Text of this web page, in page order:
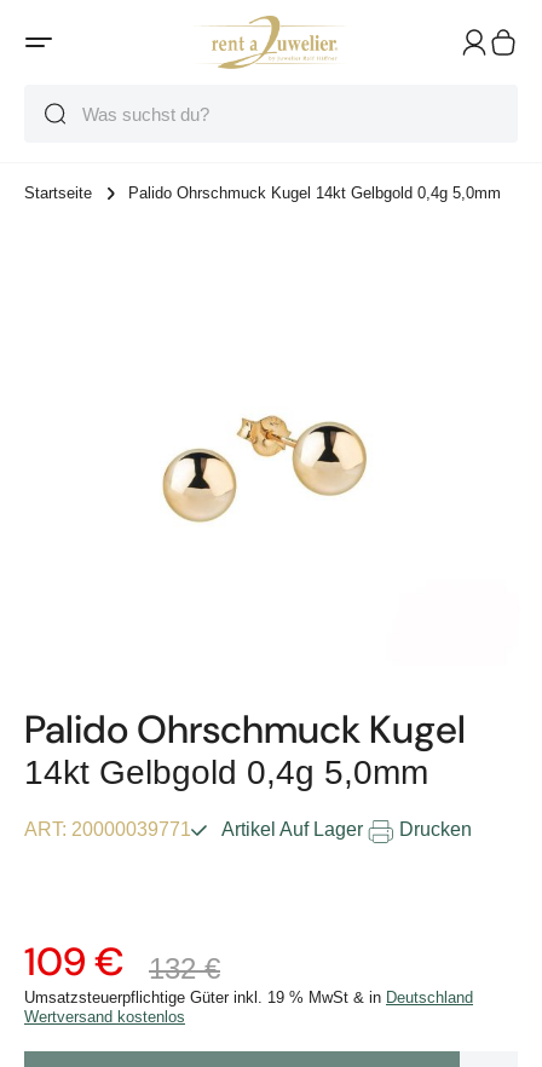
Startseite Palido Ohrschmuck Kugel 14kt Gelbgold 0,4g 5,0mm
Palido Ohrschmuck Kugel
14kt Gelbgold 0,4g 5,0mm
ART: 20000039771 Artikel Auf Lager Drucken
132 €
109 €
Umsatzsteuerpflichtige Güter inkl. 19 % MwSt & in Deutschland
Wertversand kostenlos